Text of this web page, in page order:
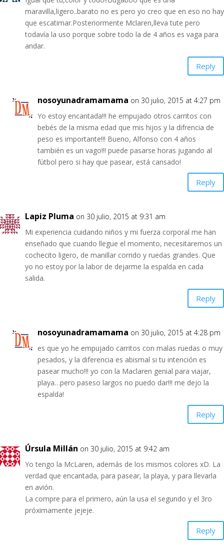
maravilla,ligero..barato no es pero yo creo que en eso no hay
que escatimar.Posteriormente Mclaren,lleva tute pero
todavía la uso porque sobre todo la de 4 años es vaga para
andar.
Reply
nosoyunadramamama on 30 julio, 2015 at 4:27 pm
Yo estoy encantada!!! he empujado otros carritos con
bebés de la misma edad que mis hijos y la difrencia de
peso es importante!!! Bueno, Alfonso con 4 años
también es un vago!!! puede pasarse horas jugando al
fútbol pero si hay que pasear, está cansado!
Reply
Lapiz Pluma on 30 julio, 2015 at 9:31 am
Mi experiencia cuidando niños y mi fuerza corporal me han
enseñado que cuando llegue el momento, necesitaremos un
cochecito ligero, de manillar corrido y ruedas grandes. Que
yo no estoy por la labor de dejarme la espalda en cada
salida.
Reply
nosoyunadramamama on 30 julio, 2015 at 4:28 pm
es que yo he empujado carritos con malas ruedas o muy
pesados, y la diferencia es abismal si tu intención es
pasear mucho!!! yo con la Maclaren genial para viajar,
playa…pero paseso largos no puedo dar!!! me dejo la
espalda!
Reply
Úrsula Millán on 30 julio, 2015 at 9:42 am
Yo tengo la McLaren, además de los mismos colores xD. La
verdad que encantada, para pasear, la playa, y para llevarla
en avión.
La compre para el primero, aún la usa el segundo y el 3ro
próximamente jejeje.
Reply